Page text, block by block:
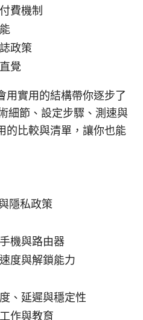
費機制
政策
覺
用實用的結構帶你逐步了
細節、設定步驟、測速與
的比較與清單，讓你也能
隱私政策
機與路由器
度與解鎖能力
、延遲與穩定性
作與教育